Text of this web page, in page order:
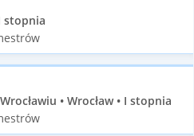
stopnia
• Wrocław • I stopnia